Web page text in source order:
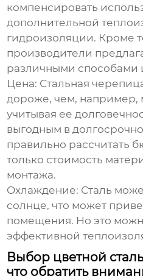
компенсировать
дополнительной
гидроизоляции. Кроме
производители
различными способами
Цена: Стальная
дороже, чем, например,
учитывая ее
выгодным в
правильно рассчитать
только стоимость
монтажа.
Охлаждение: Сталь
солнце, что может
помещения. Но это
эффективной
Выбор цветной
что обратить